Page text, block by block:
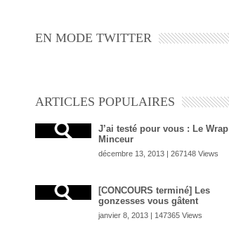
EN MODE TWITTER
ARTICLES POPULAIRES
J’ai testé pour vous : Le Wrap
Minceur
décembre 13, 2013 | 267148 Views
[CONCOURS terminé] Les
gonzesses vous gâtent
janvier 8, 2013 | 147365 Views